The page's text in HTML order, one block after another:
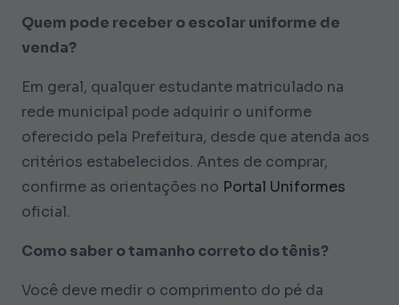
Quem pode receber o escolar uniforme de
venda?
Em geral, qualquer estudante matriculado na
rede municipal pode adquirir o uniforme
oferecido pela Prefeitura, desde que atenda aos
critérios estabelecidos. Antes de comprar,
confirme as orientações no Portal Uniformes
oficial.
Como saber o tamanho correto do tênis?
Você deve medir o comprimento do pé da